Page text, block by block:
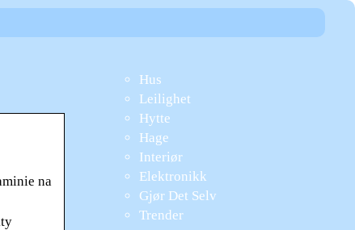
na
Hus
Leilighet
Hytte
Hage
Interiør
Elektronikk
Gjør Det Selv
Trender